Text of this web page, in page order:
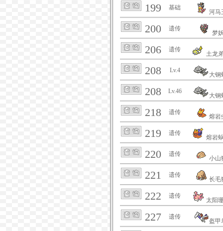
199 基础
河马
200 遗传
梦
206 遗传
土龙
208 Lv.4
大钢
208 Lv.46
大钢
218 遗传
熔岩
219 遗传
熔岩
220 遗传
小山
221 遗传
长毛
222 遗传
太阳
227 遗传
盔甲